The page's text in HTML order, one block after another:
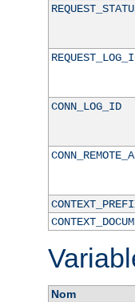
CONN_LOG_ID
Nom